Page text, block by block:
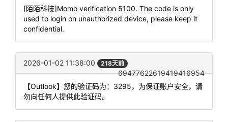
[陌陌科技]Momo verification 5100. The code is only
used to login on unauthorized device, please keep it
confidential.
2026-01-02 11:38:00 218天前
69477622619419416954
【Outlook】您的验证码为：3295，为保证账户安全，请
勿向任何人提供此验证码。